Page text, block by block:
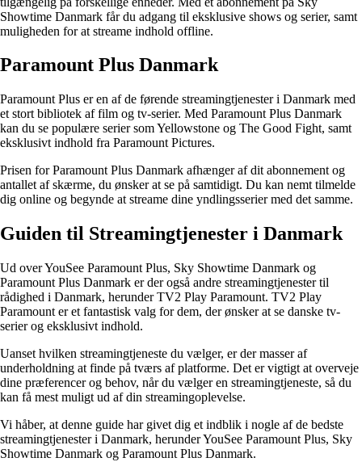
Showtime Danmark får du adgang til eksklusive shows og serier, samt
muligheden for at streame indhold offline.
Paramount Plus Danmark
Paramount Plus er en af de førende streamingtjenester i Danmark med
et stort bibliotek af film og tv-serier. Med Paramount Plus Danmark
kan du se populære serier som Yellowstone og The Good Fight, samt
eksklusivt indhold fra Paramount Pictures.
Prisen for Paramount Plus Danmark afhænger af dit abonnement og
antallet af skærme, du ønsker at se på samtidigt. Du kan nemt tilmelde
dig online og begynde at streame dine yndlingsserier med det samme.
Guiden til Streamingtjenester i Danmark
Ud over YouSee Paramount Plus, Sky Showtime Danmark og
Paramount Plus Danmark er der også andre streamingtjenester til
rådighed i Danmark, herunder TV2 Play Paramount. TV2 Play
Paramount er et fantastisk valg for dem, der ønsker at se danske tv-
serier og eksklusivt indhold.
Uanset hvilken streamingtjeneste du vælger, er der masser af
underholdning at finde på tværs af platforme. Det er vigtigt at overveje
dine præferencer og behov, når du vælger en streamingtjeneste, så du
kan få mest muligt ud af din streamingoplevelse.
Vi håber, at denne guide har givet dig et indblik i nogle af de bedste
streamingtjenester i Danmark, herunder YouSee Paramount Plus, Sky
Showtime Danmark og Paramount Plus Danmark.